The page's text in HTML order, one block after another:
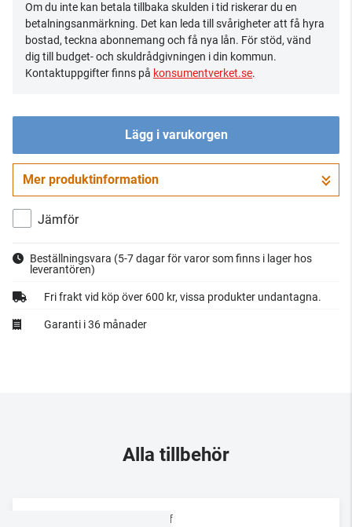
Om du inte kan betala tillbaka skulden i tid riskerar du en
betalningsanmärkning. Det kan leda till svårigheter att få hyra
bostad, teckna abonnemang och få nya lån. För stöd, vänd
dig till budget- och skuldrådgivningen i din kommun.
Kontaktuppgifter finns på konsumentverket.se.
Lägg i varukorgen
Gå till kassan
Mer produktinformation
Jämför
Beställningsvara (5-7 dagar för varor som finns i lager hos
leverantören)
Fri frakt vid köp över 600 kr, vissa produkter undantagna.
Garanti i 36 månader
Alla tillbehör
Chief